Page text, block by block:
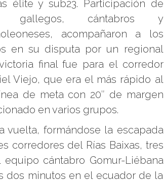
élite y sub23. Participación de
gallegos, cántabros y
acompañaron a los
en su disputa por un regional
final fue para el corredor
Viejo, que era el más rápido al
de meta con 20″ de margen
en varios grupos.
vuelta, formándose la escapada
corredores del Rías Baixas, tres
cántabro Gomur-Liébana
dos minutos en el ecuador de la